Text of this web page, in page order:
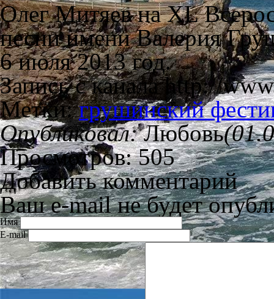
Олег Митяев на XL
песни имени Валерия
6 июля 2013 год.
Запись с канала http://
Метки:грушинский
Опубликовал:Любовь
Просмотров: 505
Добавить комментарий
Ваш e-mail не будет
Имя
E-mail